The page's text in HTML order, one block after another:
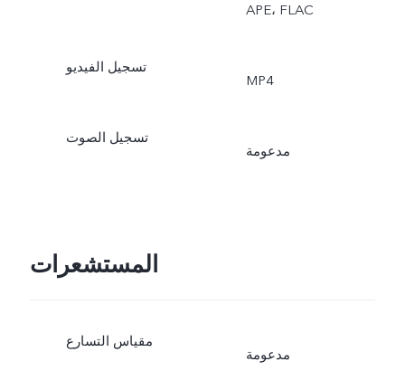
APE، FLAC
تسجيل الفيديو
MP4
تسجيل الصوت
مدعومة
المستشعرات
مقياس التسارع
مدعومة